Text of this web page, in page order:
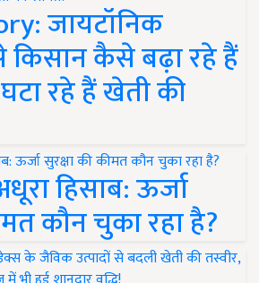
जायटॉनिक
किसान कैसे बढ़ा रहे हैं
रहे हैं खेती की
हिसाब: ऊर्जा
कौन चुका रहा है?